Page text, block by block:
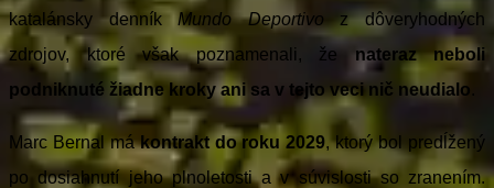
katalánsky denník Mundo Deportivo z dôveryhodných
zdrojov, ktoré však poznamenali, že nateraz neboli
podniknuté žiadne kroky ani sa v tejto veci nič neudialo.
Marc Bernal mákontrakt do roku 2029, ktorý bol predĺžený
po dosiahnutí jeho plnoletosti a v súvislosti so zranením.